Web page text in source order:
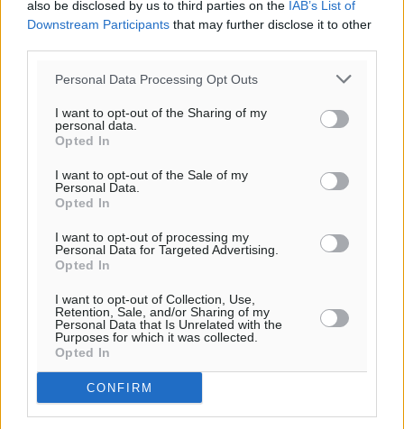
also be disclosed by us to third parties on the IAB’s List of
Downstream Participants that may further disclose it to other
Personal Data Processing Opt Outs
I want to opt-out of the Sharing of my
personal data.
Opted In
I want to opt-out of the Sale of my
Personal Data.
Opted In
I want to opt-out of processing my
Personal Data for Targeted Advertising.
Opted In
I want to opt-out of Collection, Use,
Retention, Sale, and/or Sharing of my
Personal Data that Is Unrelated with the
Purposes for which it was collected.
Opted In
CONFIRM
37%
°
πρόγνωση: